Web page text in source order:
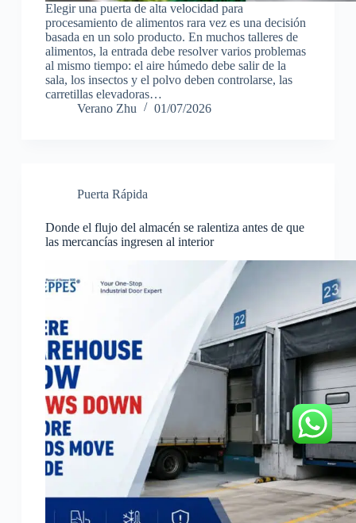
Elegir una puerta de alta velocidad para
procesamiento de alimentos rara vez es una decisión
basada en un solo producto. En muchos talleres de
alimentos, la entrada debe resolver varios problemas
al mismo tiempo: el aire húmedo debe salir de la
sala, los insectos y el polvo deben controlarse, las
carretillas elevadoras…
Verano Zhu
01/07/2026
Puerta Rápida
Donde el flujo del almacén se ralentiza antes de que
las mercancías ingresen al interior